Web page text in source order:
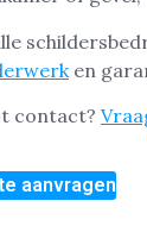
en
contact?
aanvragen